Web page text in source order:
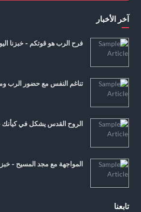
آخر الأخبار
فرح الرب هو قوتكم - خبزنا
تناغم النفس مع حضور الرب
الروح القدس يشكل في كيأنك
المواجهة مع مجد المسيح -
تابعنا